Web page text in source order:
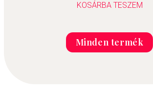
KOSÁRBA TESZEM
Minden termék